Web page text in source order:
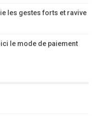
les gestes forts et ravive
le mode de paiement